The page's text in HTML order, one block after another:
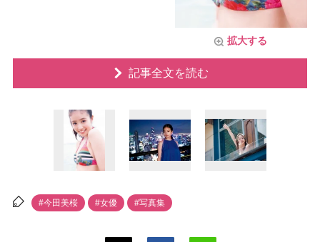
拡大する
記事全文を読む
#今田美桜 #女優 #写真集